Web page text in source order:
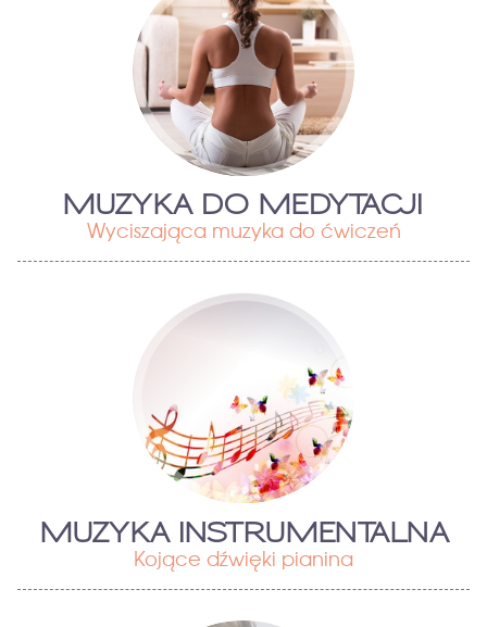
MUZYKA DO MEDYTACJI
Wyciszająca muzyka do ćwiczeń
MUZYKA INSTRUMENTALNA
Kojące dźwięki pianina